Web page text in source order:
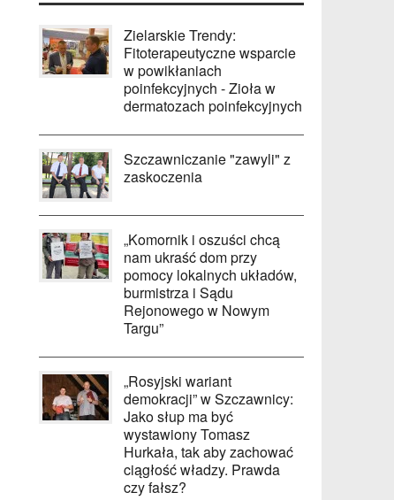
Zielarskie Trendy:
Fitoterapeutyczne wsparcie
w powikłaniach
poinfekcyjnych - Zioła w
dermatozach poinfekcyjnych
Szczawniczanie "zawyli" z
zaskoczenia
„Komornik i oszuści chcą
nam ukraść dom przy
pomocy lokalnych układów,
burmistrza i Sądu
Rejonowego w Nowym
Targu”
„Rosyjski wariant
demokracji” w Szczawnicy:
Jako słup ma być
wystawiony Tomasz
Hurkała, tak aby zachować
ciągłość władzy. Prawda
czy fałsz?